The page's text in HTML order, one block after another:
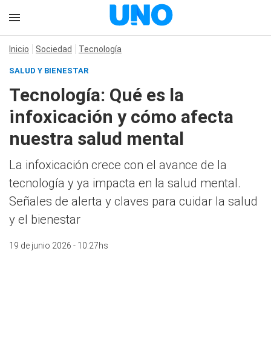
Inicio Sociedad Tecnología
SALUD Y BIENESTAR
Tecnología: Qué es la
infoxicación y cómo afecta
nuestra salud mental
La infoxicación crece con el avance de la
tecnología y ya impacta en la salud mental.
Señales de alerta y claves para cuidar la salud
y el bienestar
19 de junio 2026 - 10:27hs